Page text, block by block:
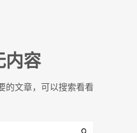
内容
的文章，可以搜索看看